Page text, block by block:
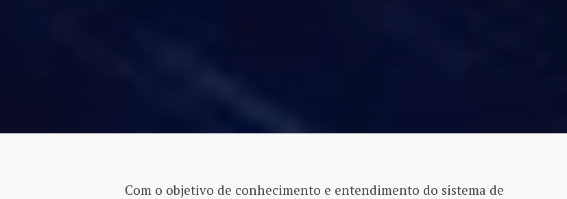
Com o objetivo de conhecimento e entendimento do sistema de